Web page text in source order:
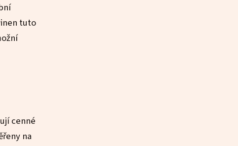
tuto
cenné
na